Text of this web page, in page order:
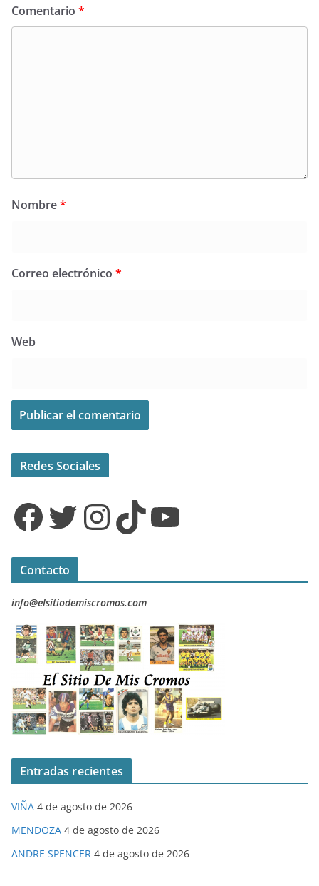
Comentario *
Nombre*
Correo electrónico *
Web
Redes Sociales
Facebook Twitter InstagramTikTok YouTube
Contacto
info@elsitiodemiscromos.com
Entradas recientes
VIÑA 4 de agosto de 2026
MENDOZA 4 de agosto de 2026
ANDRE SPENCER 4 de agosto de 2026